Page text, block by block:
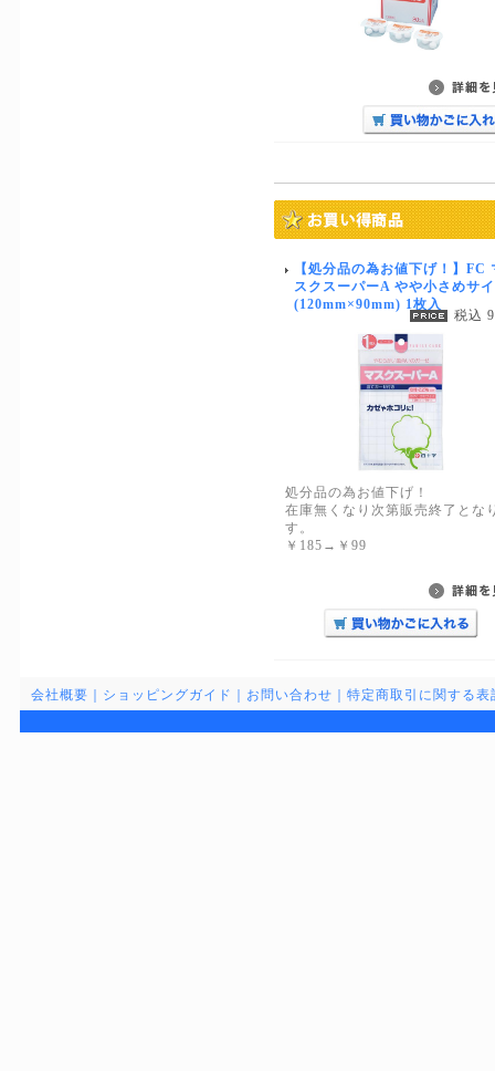
【処分品の為お値下げ！】FC
スクスーパーA やや小さめサ
(120mm×90mm) 1枚入
税込
処分品の為お値下げ！
在庫無くなり次第販売終了とな
す。
￥185→￥99
会社概要 ショッピングガイド お問い合わせ 特定商取引に関する表